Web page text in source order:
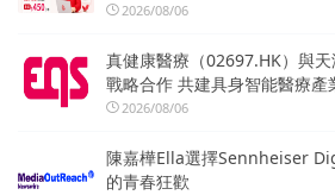
2026/08/06
真健康醫療（02697.HK）與
戰略合作 共建具身智能醫療產
2026/08/06
陳嘉樺Ella選擇Sennheiser
的青春狂歡